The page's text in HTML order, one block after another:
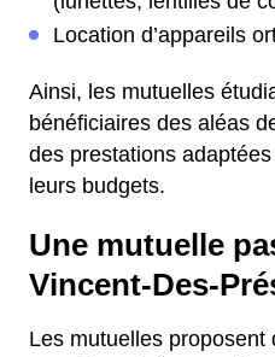
Location d’appareils
Ainsi, les mutuelles
bénéficiaires des aléas
des prestations
leurs budgets.
Une mutuelle
Vincent-Des-
Les mutuelles proposent